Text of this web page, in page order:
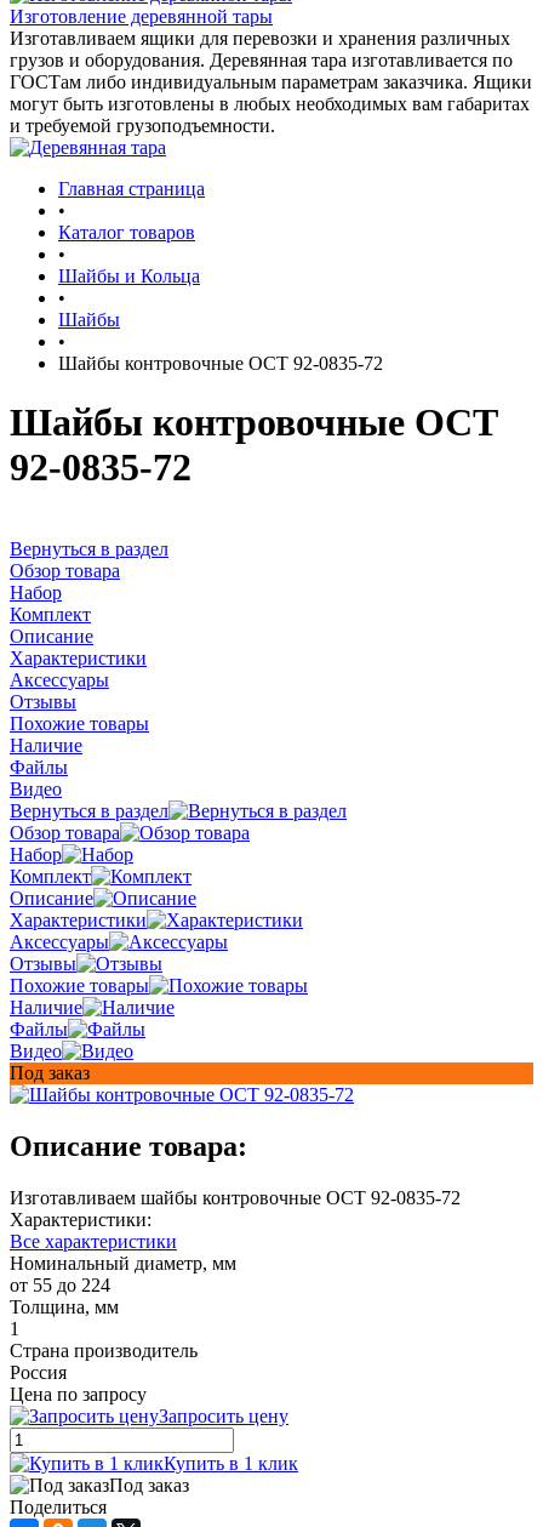
Изготовление деревянной тары
Изготавливаем ящики для перевозки и хранения различных
грузов и оборудования. Деревянная тара изготавливается по
ГОСТам либо индивидуальным параметрам заказчика. Ящики
могут быть изготовлены в любых необходимых вам габаритах
и требуемой грузоподъемности.
Главная страница
•
Каталог товаров
•
Шайбы и Кольца
•
Шайбы
•
Шайбы контровочные ОСТ 92-0835-72
Шайбы контровочные ОСТ
92-0835-72
Вернуться в раздел
Обзор товара
Набор
Комплект
Описание
Характеристики
Аксессуары
Отзывы
Похожие товары
Наличие
Файлы
Видео
Вернуться в раздел
Обзор товара
Набор
Комплект
Описание
Характеристики
Аксессуары
Отзывы
Похожие товары
Наличие
Файлы
Видео
Под заказ
Описание товара:
Изготавливаем шайбы контровочные ОСТ 92-0835-72
Характеристики:
Все характеристики
Номинальный диаметр, мм
от 55 до 224
Толщина, мм
1
Страна производитель
Россия
Цена по запросу
Запросить цену
Купить в 1 клик
Под заказ
Поделиться